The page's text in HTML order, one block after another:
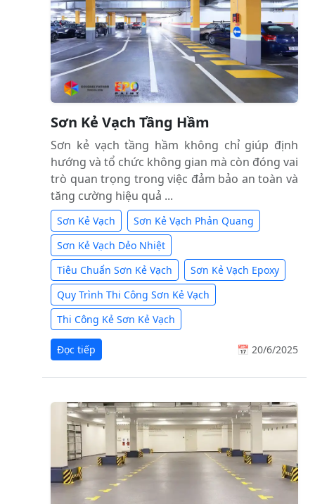
Sơn Kẻ Vạch Tầng Hầm
Sơn kẻ vạch tầng hầm không chỉ giúp định
hướng và tổ chức không gian mà còn đóng vai
trò quan trọng trong việc đảm bảo an toàn và
tăng cường hiệu quả ...
Sơn Kẻ Vạch
Sơn Kẻ Vạch Phản Quang
Sơn Kẻ Vạch Dẻo Nhiệt
Tiêu Chuẩn Sơn Kẻ Vạch
Sơn Kẻ Vạch Epoxy
Quy Trình Thi Công Sơn Kẻ Vạch
Thi Công Kẻ Sơn Kẻ Vạch
Đọc tiếp 📅 20/6/2025